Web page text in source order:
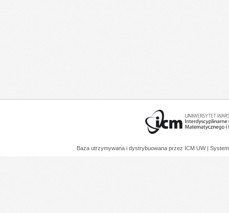
Baza utrzymywana i dystrybuowana przez ICM UW |